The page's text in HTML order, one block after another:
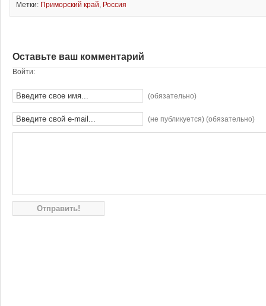
Метки: Приморский край, Россия
Оставьте ваш комментарий
Войти:
(обязательно)
(не публикуется) (обязательно)